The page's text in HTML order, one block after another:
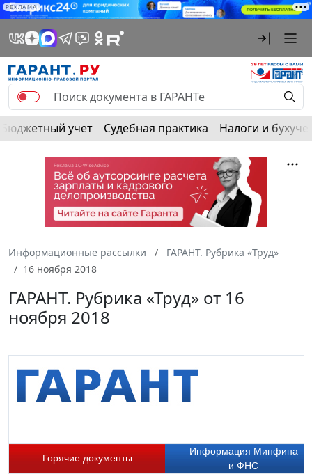
РЕКЛАМА
Бюджетный учет Судебная практика Налоги и
Информационные рассылки
ГАРАНТ. Рубрика «Труд»
16 ноября 2018
ГАРАНТ. Рубрика «Труд» от 16
ноября 2018
Горячие документы
Информация Минфина
и ФНС